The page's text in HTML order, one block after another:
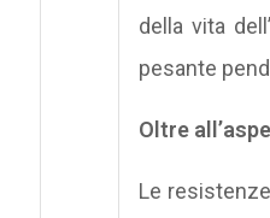
della vita
pesante
Oltre
Le